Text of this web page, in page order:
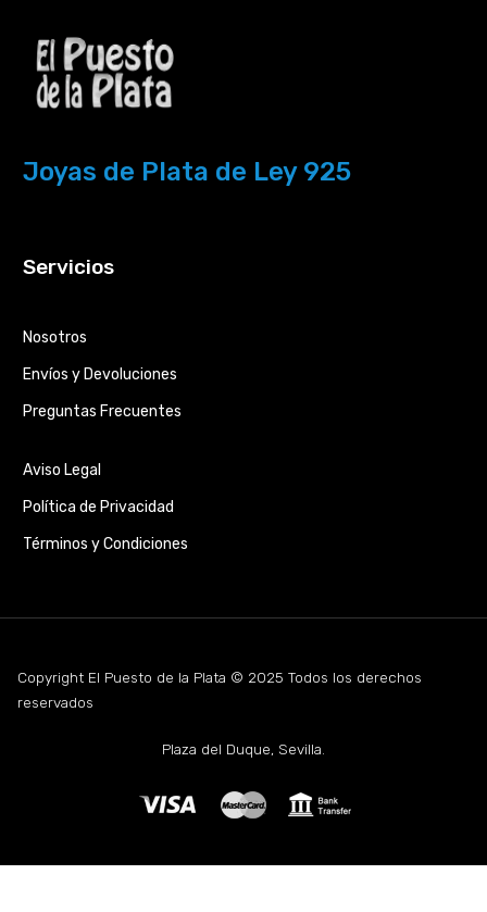
Joyas de Plata de Ley 925
Servicios
Nosotros
Envíos y Devoluciones
Preguntas Frecuentes
Aviso Legal
Política de Privacidad
Términos y Condiciones
Copyright El Puesto de la Plata © 2025 Todos los derechos
reservados
Plaza del Duque, Sevilla.